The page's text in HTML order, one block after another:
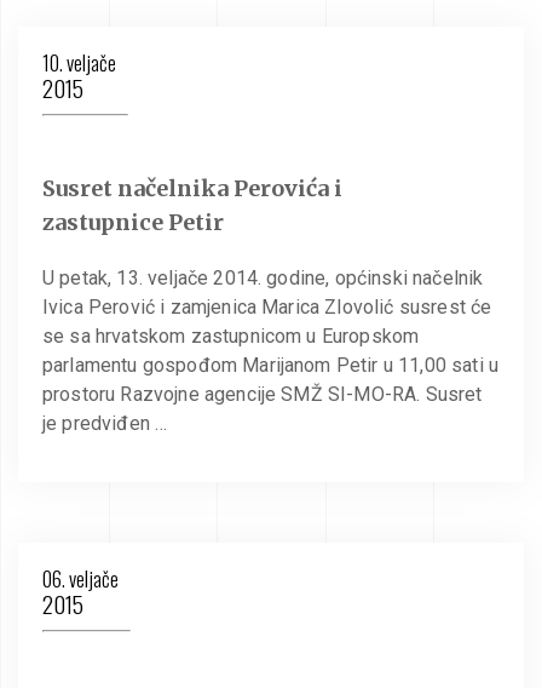
10. veljače
2015
Susret načelnika Perovića i
zastupnice Petir
U petak, 13. veljače 2014. godine, općinski načelnik
Ivica Perović i zamjenica Marica Zlovolić susrest će
se sa hrvatskom zastupnicom u Europskom
parlamentu gospođom Marijanom Petir u 11,00 sati u
prostoru Razvojne agencije SMŽ SI-MO-RA. Susret
je predviđen …
06. veljače
2015